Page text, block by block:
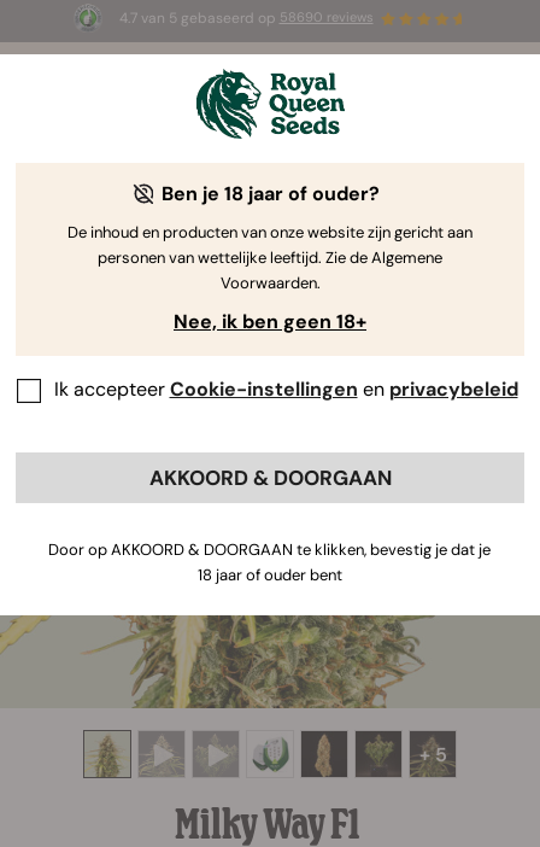
4.7 van 5 gebaseerd op 58690 reviews
3 White Widow Auto zaadjesGRATIS voor de
+ 5
Milky Way F1
Ben je 18 jaar of ouder?
De inhoud en producten van onze website zijn gericht aan
personen van wettelijke leeftijd. Zie de Algemene
Voorwaarden.
Nee, ik ben geen 18+
Ik accepteerCookie-instellingen en privacybeleid
AKKOORD & DOORGAAN
Door op AKKOORD & DOORGAAN te klikken, bevestig je dat je
18 jaar of ouder bent